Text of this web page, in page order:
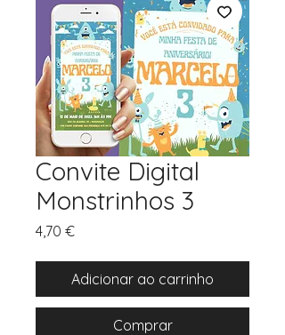
Convite Digital
Monstrinhos 3
4,70 €Preço
Adicionar ao carrinho
Comprar